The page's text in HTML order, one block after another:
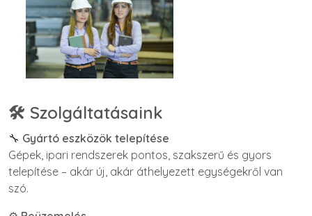
🛠️ Szolgáltatásaink
🔧 Gyártó eszközök telepítése
Gépek, ipari rendszerek pontos, szakszerű és gyors
telepítése – akár új, akár áthelyezett egységekről van
szó.